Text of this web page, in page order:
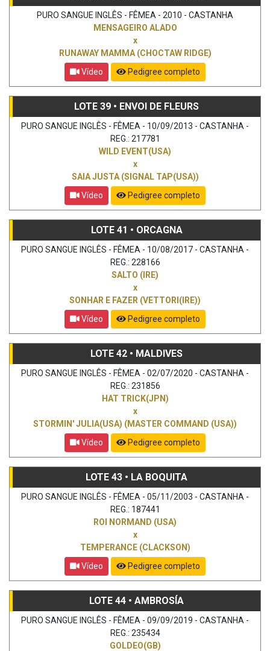
PURO SANGUE INGLÊS - FÊMEA - 2010 - CASTANHA
MENSAGEIRO ALADO
x
RUNAWAY MAMMA (CHOCTAW RIDGE)
Vídeo
Pedigree completo
LOTE 39 • ENVOI DE FLEURS
PURO SANGUE INGLÊS - FÊMEA - 10/09/2013 - CASTANHA -
REG.: 217781
WILD EVENT(USA)
x
SAIA JUSTA (SIGNAL TAP(USA))
Vídeo
Pedigree completo
LOTE 41 • ORCAGNA
PURO SANGUE INGLÊS - FÊMEA - 10/08/2017 - CASTANHA -
REG.: 228166
SALTO (IRE)
x
SONHAR E FAZER (VETTORI(IRE))
Vídeo
Pedigree completo
LOTE 42 • MALDIVES
PURO SANGUE INGLÊS - FÊMEA - 02/07/2020 - CASTANHA -
REG.: 231856
HAT TRICK(JPN)
x
STORMIN' JULIA(USA) (MASTER COMMAND (USA))
Vídeo
Pedigree completo
LOTE 43 • LA BOQUITA
PURO SANGUE INGLÊS - FÊMEA - 05/11/2003 - CASTANHA -
REG.: 187441
ROI NORMAND (USA)
x
TEMPERANCE (CLACKSON)
Vídeo
Pedigree completo
LOTE 44 • AMBROSÍA
PURO SANGUE INGLÊS - FÊMEA - 09/09/2019 - CASTANHA -
REG.: 235434
GOLDEO(GB)